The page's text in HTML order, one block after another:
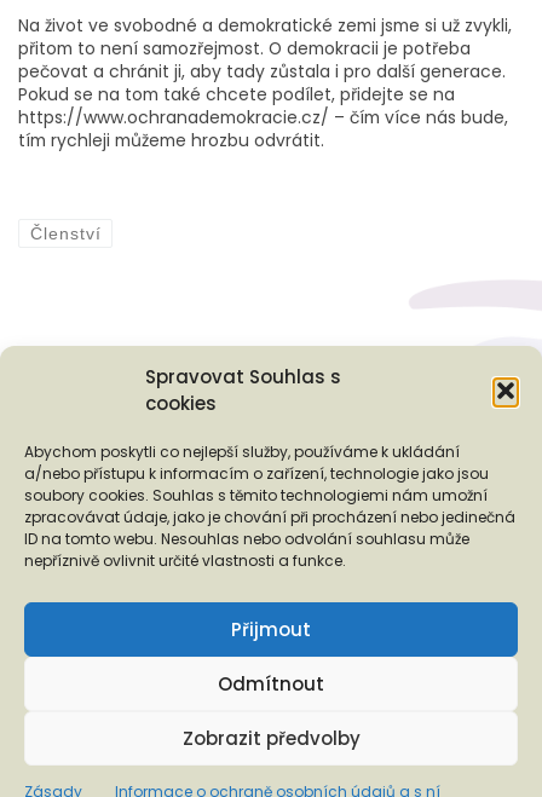
Spravovat Souhlas s
cookies
Abychom poskytli co nejlepší služby, používáme k ukládání
a/nebo přístupu k informacím o zařízení, technologie jako jsou
soubory cookies. Souhlas s těmito technologiemi nám umožní
zpracovávat údaje, jako je chování při procházení nebo jedinečná
ID na tomto webu. Nesouhlas nebo odvolání souhlasu může
nepříznivě ovlivnit určité vlastnosti a funkce.
Přijmout
Odmítnout
Zobrazit předvolby
Zásady Informace o ochraně osobních údajů a s ní
Na život ve svobodné a demokratické zemi jsme si už zvykli,
přitom to není samozřejmost. O demokracii je potřeba
pečovat a chránit ji, aby tady zůstala i pro další generace.
Pokud se na tom také chcete podílet, přidejte se na
https://www.ochranademokracie.cz/ – čím více nás bude,
tím rychleji můžeme hrozbu odvrátit.
Členství
Podporují nás...
❬ ❭
Informace o ochraně osobních údajů a s ní spojených právech